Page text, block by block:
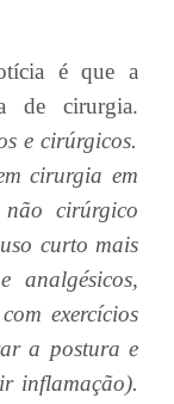
é que a
de cirurgia.
e cirúrgicos.
cirurgia em
não cirúrgico
curto mais
analgésicos,
exercícios
a postura e
inflamação).